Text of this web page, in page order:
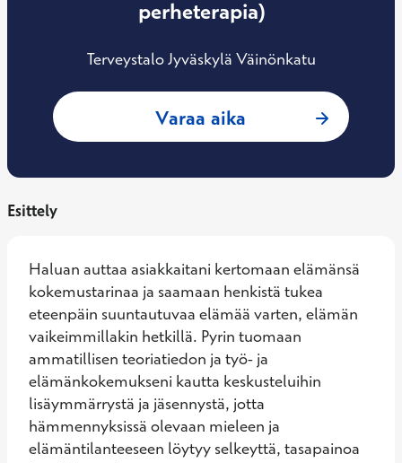
perheterapia)
Terveystalo Jyväskylä Väinönkatu
Varaa aika : Anja
Esittely
Haluan auttaa asiakkaitani kertomaan elämänsä
kokemustarinaa ja saamaan henkistä tukea
eteenpäin suuntautuvaa elämää varten, elämän
vaikeimmillakin hetkillä. Pyrin tuomaan
ammatillisen teoriatiedon ja työ- ja
elämänkokemukseni kautta keskusteluihin
lisäymmärrystä ja jäsennystä, jotta
hämmennyksissä olevaan mieleen ja
elämäntilanteeseen löytyy selkeyttä, tasapainoa